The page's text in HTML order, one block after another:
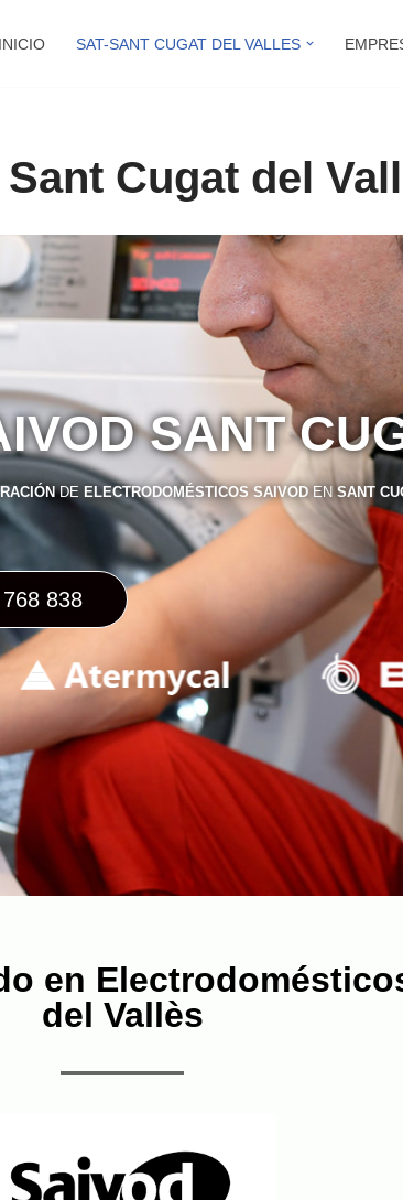
INICIO SAT-SANT CUGAT DEL VALLES
Cugat del
SANT
DE ELECTRODOMÉSTICOS SAIVOD ENSANT
838
en
del Vallès